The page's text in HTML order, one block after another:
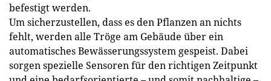
befestigt werden.
Um sicherzustellen, dass es den Pflanzen an nichts
fehlt, werden alle Tröge am Gebäude über ein
automatisches Bewässerungssystem gespeist. Dabei
sorgen spezielle Sensoren für den richtigen Zeitpunkt